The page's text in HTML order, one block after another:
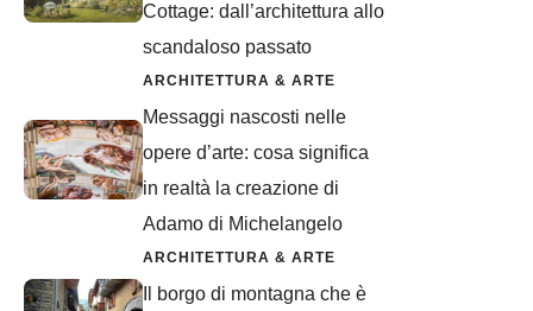
Cottage: dall’architettura allo
scandaloso passato
ARCHITETTURA & ARTE
Messaggi nascosti nelle
opere d’arte: cosa significa
in realtà la creazione di
Adamo di Michelangelo
ARCHITETTURA & ARTE
Il borgo di montagna che è